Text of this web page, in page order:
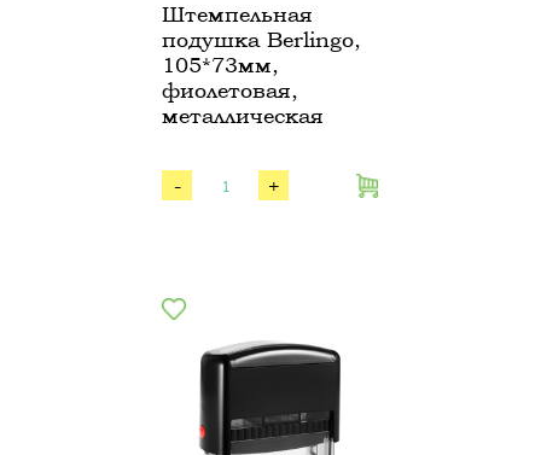
Штемпельная
подушка Berlingo,
105*73мм,
фиолетовая,
металлическая
- +